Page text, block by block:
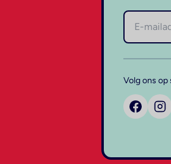
Volg ons op